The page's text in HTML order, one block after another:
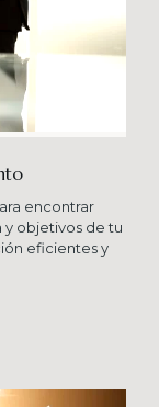
encontrar
y objetivos de tu
eficientes y